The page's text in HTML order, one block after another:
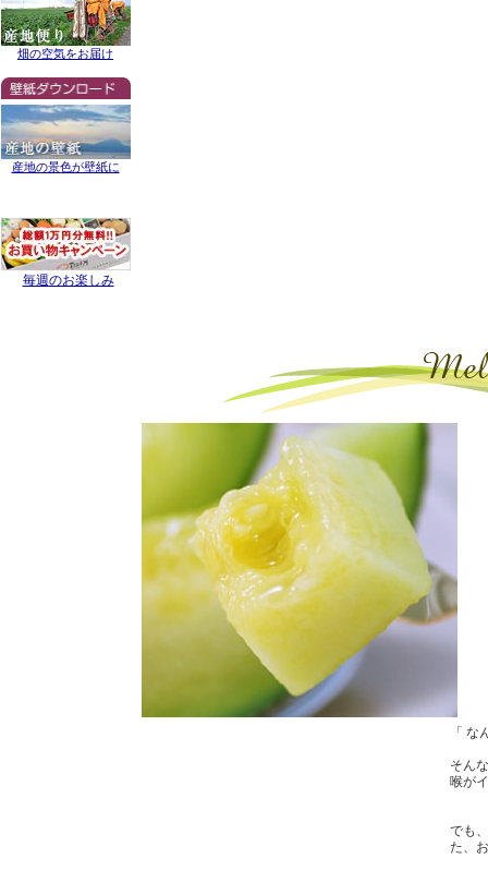
畑の空気をお届け
産地の景色が壁紙に
毎週のお楽しみ
「
そん
喉が
でも
た、